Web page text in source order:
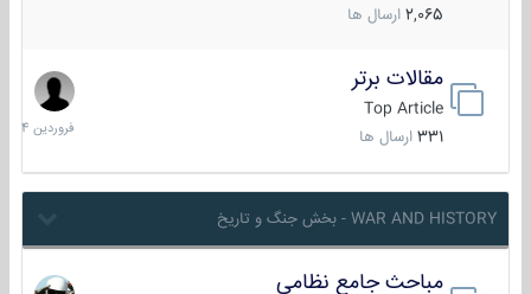
2,065 ارسال ها
مقالات برتر
Top Article
331 ارسال ها
29
فروردین
1404
WAR AND HISTORY - بخش جنگ و تاریخ
مباحث جامع نظامی
9